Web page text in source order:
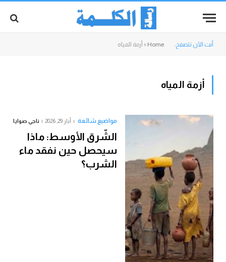
أنت الآن تتصفح: Home
» أزمة المياه
أزمة المياه
مواضيع شائعة أيار 29, 2026 ناجي صوايا
الشّرق الأوسط: ماذا
سيحصل حين نفقد ماء
الشرب؟